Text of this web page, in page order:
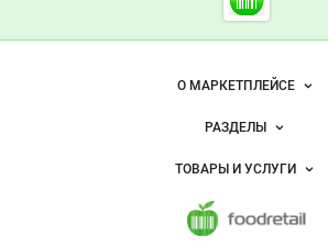
Foodretail.ru
— продукты
Важные разделы и контакты
Навигация по сайтуО МАРКЕТПЛЕЙСЕ
Размещение рекламы
Публичная оферта
Контактная информация
РАЗДЕЛЫ
Новости рынка
ТОВАРЫ И УСЛУГИ
Напитки, соки, вода
Услуги